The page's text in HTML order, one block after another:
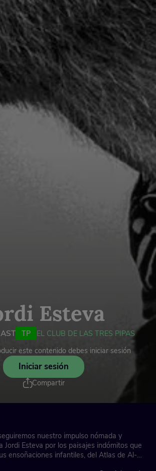
Esteva
TP
EL CLUB DE LAS TRES PIPAS
este contenido debes iniciar sesión
Iniciar sesión
Compartir
nuestro impulso nómada y
Jordi Esteva por los paisajes indómitos que
ensoñaciones infantiles, del Atlas de Al-